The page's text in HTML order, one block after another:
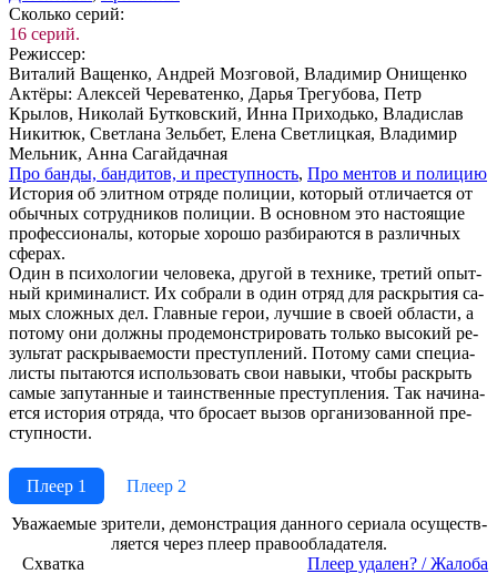
Сколь­ко се­рий:
16 серий.
Ре­жис­сер:
Виталий Ващенко, Андрей Мозговой, Владимир Онищенко
Ак­тё­ры: Алексей Череватенко, Дарья Трегубова, Петр
Крылов, Николай Бутковский, Инна Приходько, Владислав
Никитюк, Светлана Зельбет, Елена Светлицкая, Владимир
Мельник, Анна Сагайдачная
Про бан­ды, бан­ди­тов, и пре­ступ­ность, Про мен­тов и по­ли­цию
Ис­то­рия об элит­ном от­ря­де по­ли­ции, ко­то­рый от­ли­ча­ет­ся от
обыч­ных со­труд­ни­ков по­ли­ции. В ос­нов­ном это на­стоя­щие
про­фес­сио­на­лы, ко­то­рые хо­ро­шо раз­би­ра­ют­ся в раз­лич­ных
сфе­рах.
Один в пси­хо­ло­гии че­ло­ве­ка, дру­гой в тех­ни­ке, тре­тий опыт­
ный кри­ми­на­лист. Их со­бра­ли в один от­ряд для рас­кры­тия са­
мых слож­ных дел. Глав­ные ге­рои, луч­шие в сво­ей об­лас­ти, а
по­то­му они долж­ны про­де­мон­ст­ри­ро­вать толь­ко вы­со­кий ре­
зуль­тат рас­кры­вае­мо­сти пре­сту­п­ле­ний. По­то­му са­ми спе­циа­
ли­сты пы­та­ют­ся ис­поль­зо­вать свои на­вы­ки, что­бы рас­крыть
са­мые за­пу­тан­ные и та­ин­ст­вен­ные пре­сту­п­ле­ния. Так на­чи­на­
ет­ся ис­то­рия от­ря­да, что бро­са­ет вы­зов ор­га­ни­зо­ван­ной пре­
ступ­но­сти.
Плеер 1
Плеер 2
Ува­жае­мые зри­те­ли, де­мон­ст­ра­ция дан­но­го се­риа­ла осу­ще­ст­в­
ля­ет­ся че­рез пле­ер пра­во­об­ла­да­те­ля.
Схватка
Пле­ер уда­лен? / Жа­ло­ба